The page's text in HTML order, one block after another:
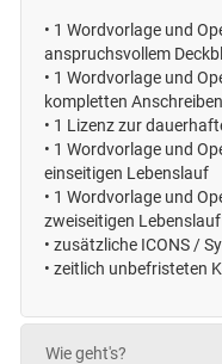
• 1 Wordvorlage und
anspruchsvollem
• 1 Wordvorlage und
kompletten Anschreiben
• 1 Lizenz zur
• 1 Wordvorlage und
einseitigen Lebenslauf
• 1 Wordvorlage und
zweiseitigen Lebenslauf
• zusätzliche ICONS /
• zeitlich unbefristeten
Wie geht's?